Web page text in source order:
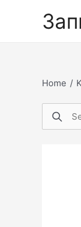
Home /